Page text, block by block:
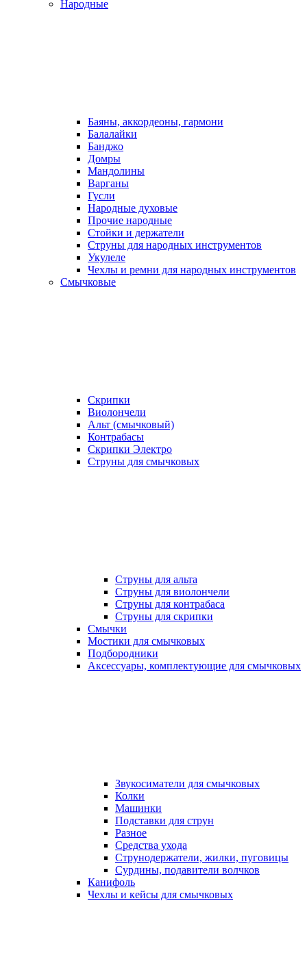
Народные
Баяны, аккордеоны, гармони
Балалайки
Банджо
Домры
Мандолины
Варганы
Гусли
Народные духовые
Прочие народные
Стойки и держатели
Струны для народных инструментов
Укулеле
Чехлы и ремни для народных инструментов
Смычковые
Скрипки
Виолончели
Альт (смычковый)
Контрабасы
Скрипки Электро
Струны для смычковых
Струны для альта
Струны для виолончели
Струны для контрабаса
Струны для скрипки
Смычки
Мостики для смычковых
Подбородники
Аксеcсуары, комплектующие для смычковых
Звукосиматели для смычковых
Колки
Машинки
Подставки для струн
Разное
Средства ухода
Струнодержатели, жилки, пуговицы
Сурдины, подавители волчков
Канифоль
Чехлы и кейсы для смычковых